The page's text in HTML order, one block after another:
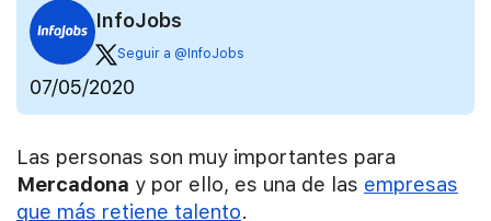
InfoJobs
Seguir a @InfoJobs
07/05/2020
Las personas son muy importantes para
Mercadona y por ello, es una de las empresas
que más retiene talento.